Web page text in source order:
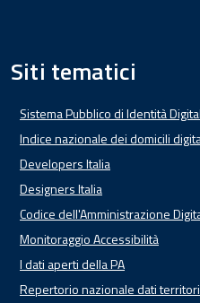
Siti tematici
Sistema Pubblico di Identità
Indice nazionale dei domicili
Developers Italia
Designers Italia
Codice dell'Amministrazione
Monitoraggio Accessibilità
I dati aperti della PA
Repertorio nazionale dati